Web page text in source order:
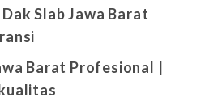
Slab Jawa Barat
Barat Profesional |